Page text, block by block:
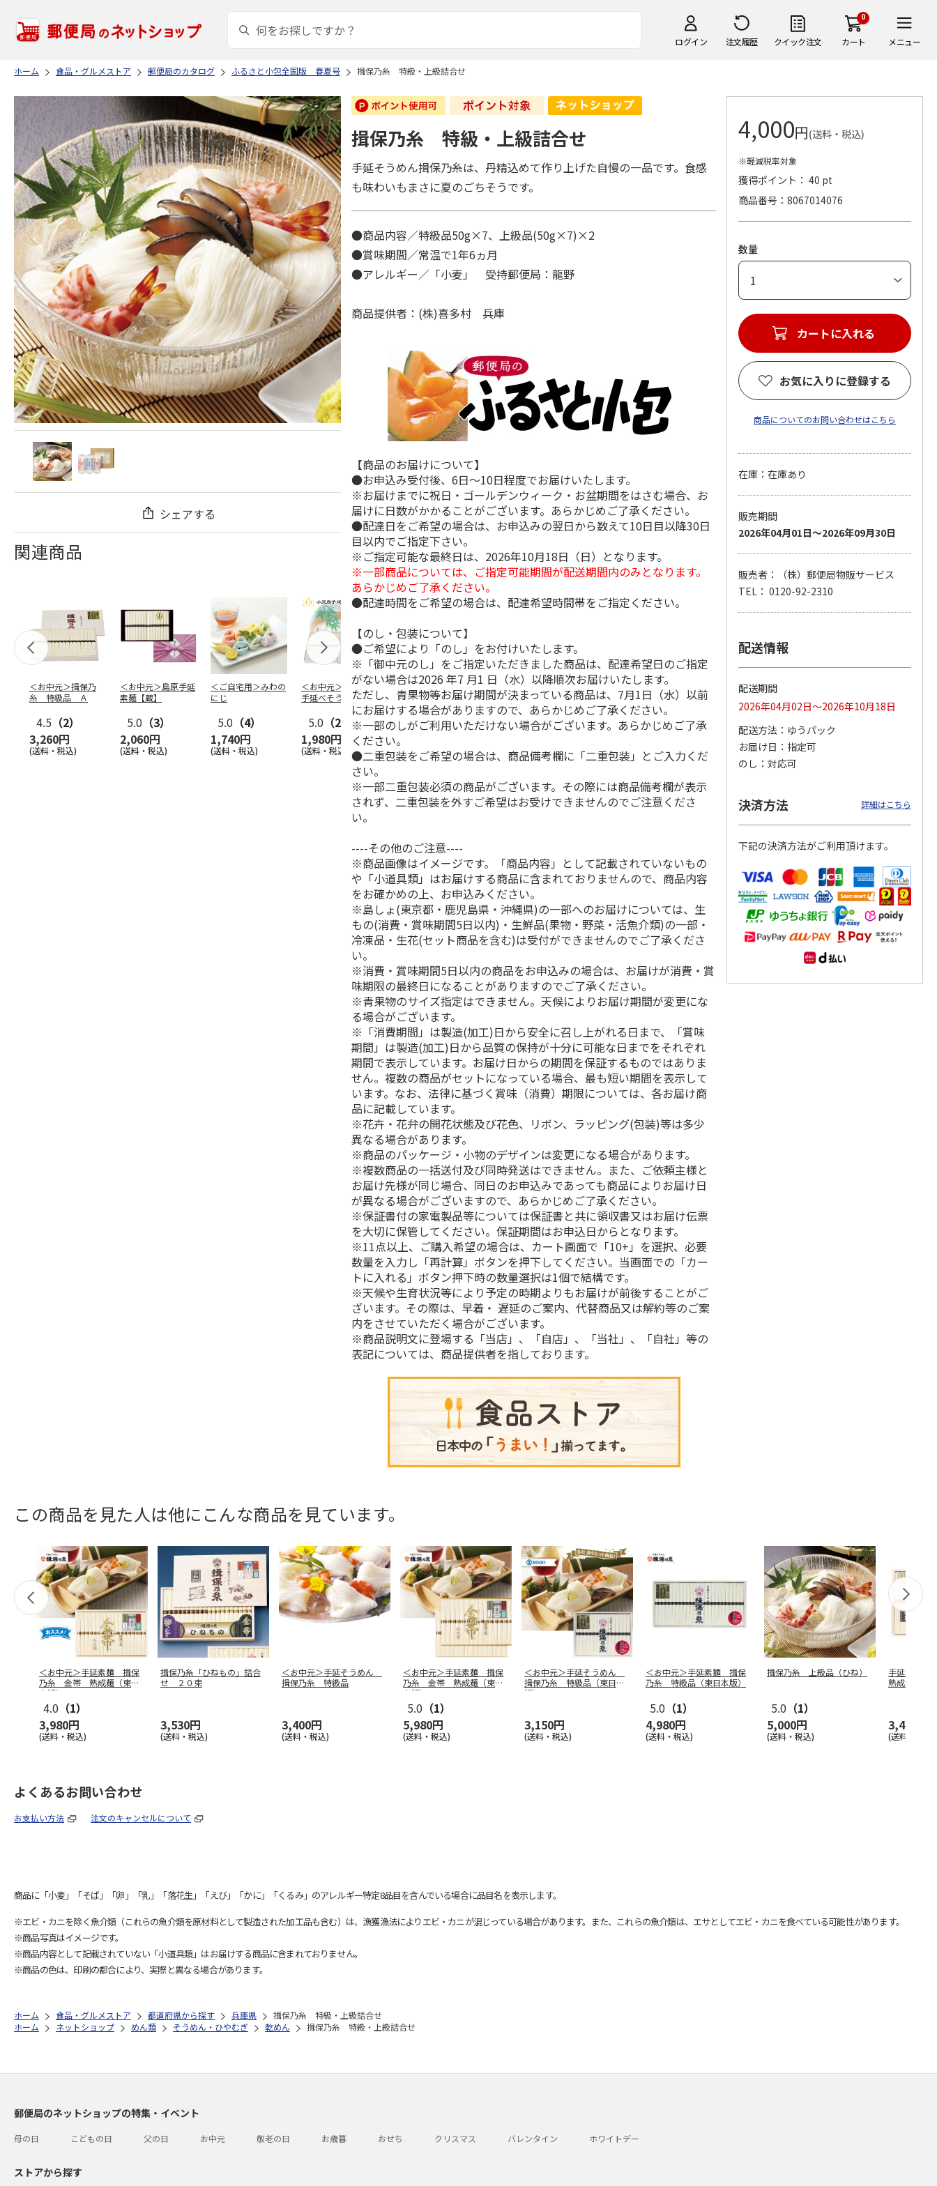
ログイン 注文履歴 クイック注文
0
カート メニュー
ホーム 食品・グルメストア 郵便局のカタログ ふるさと小包全国版 春夏号 揖保乃糸 特級・上級詰合せ
シェアする
関連商品
＜お中元＞揖保乃
糸 特級品 Ａ
4.5 （2）
3,260円
(送料・税込)
＜お中元＞島原手延
素麺【蔵】
5.0 （3）
2,060円
(送料・税込)
＜ご自宅用＞みわの
にじ
5.0 （4）
1,740円
(送料・税込)
＜お中元＞「金賞」
手延べそうめん１０
束（東日本版）
5.0 （2）
1,980円
(送料・税込)
＜お中元＞三輪 夏
越そうめん祭り（東
日本版）
5.0（2）
2,100円
(送料・税込)
＜お中元＞手延素
麺 揖保乃糸 金
帯 熟成麺（東日本
版）4.0（1）
(送料・税込)
＜お中元＞手延そう
めん 揖保乃糸 特
級品（東日本版）
(送料・税込)
＜お中元＞手延素
麺 揖保乃糸 金
版）
5.0（1）
(送料・税込)
＜お中元＞池利 夏
麺（東日本版）
5.0
（2）
2,360円
(送料・税込)
麺１箱詰合せ
揖保乃糸 特級・上級詰合せ
手延そうめん揖保乃糸は、丹精込めて作り上げた自慢の一品です。食感
も味わいもまさに夏のごちそうです。
●商品内容／特級品50g×7、上級品(50g×7)×2
●賞味期間／常温で1年6ヵ月
●アレルギー／「小麦」 受持郵便局：龍野
商品提供者：(株)喜多村 兵庫
【商品のお届けについて】
●お申込み受付後、6日～10日程度でお届けいたします。
※お届けまでに祝日・ゴールデンウィーク・お盆期間をはさむ場合、お
届けに日数がかかることがございます。あらかじめご了承ください。
●配達日をご希望の場合は、お申込みの翌日から数えて10日目以降30日
目以内でご指定下さい。
※ご指定可能な最終日は、2026年10月18日（日）となります。
※一部商品については、ご指定可能期間が配送期間内のみとなります。
あらかじめご了承ください。
●配達時間をご希望の場合は、配達希望時間帯をご指定ください。
【のし・包装について】
●ご希望により「のし」をお付けいたします。
※「御中元のし」をご指定いただきました商品は、配達希望日のご指定
がない場合は2026 年7 月1 日（水）以降順次お届けいたします。
ただし、青果物等お届け期間が決まっている商品は、7月1日（水）以前
にお届けする場合がありますので、あらかじめご了承ください。
※一部のしがご利用いただけない場合がございます。あらかじめご了承
ください。
●二重包装をご希望の場合は、商品備考欄に「二重包装」とご入力くだ
さい。
※一部二重包装必須の商品がございます。その際には商品備考欄が表示
されず、二重包装を外すご希望はお受けできませんのでご注意くださ
い。
----その他のご注意----
※商品画像はイメージです。「商品内容」として記載されていないもの
や「小道具類」はお届けする商品に含まれておりませんので、商品内容
をお確かめの上、お申込みください。
※島しょ(東京都・鹿児島県・沖縄県)の一部へのお届けについては、生
もの(消費・賞味期間5日以内)・生鮮品(果物・野菜・活魚介類)の一部・
冷凍品・生花(セット商品を含む)は受付ができませんのでご了承くださ
い。
※消費・賞味期間5日以内の商品をお申込みの場合は、お届けが消費・賞
味期限の最終日になることがありますのでご了承ください。
※青果物のサイズ指定はできません。天候によりお届け期間が変更にな
る場合がございます。
※「消費期間」は製造(加工)日から安全に召し上がれる日まで、「賞味
期間」は製造(加工)日から品質の保持が十分に可能な日までをそれぞれ
期間で表示しています。お届け日からの期間を保証するものではありま
せん。複数の商品がセットになっている場合、最も短い期間を表示して
います。なお、法律に基づく賞味（消費）期限については、各お届け商
品に記載しています。
※花卉・花弁の開花状態及び花色、リボン、ラッピング(包装)等は多少
異なる場合があります。
※商品のパッケージ・小物のデザインは変更になる場合があります。
※複数商品の一括送付及び同時発送はできません。また、ご依頼主様と
お届け先様が同じ場合、同日のお申込みであっても商品によりお届け日
が異なる場合がございますので、あらかじめご了承ください。
※保証書付の家電製品等については保証書と共に領収書又はお届け伝票
を大切に保管してください。保証期間はお申込日からとなります。
※11点以上、ご購入希望の場合は、カート画面で「10+」を選択、必要
数量を入力し「再計算」ボタンを押下してください。当画面での「カー
トに入れる」ボタン押下時の数量選択は1個で結構です。
※天候や生育状況等により予定の時期よりもお届けが前後することがご
ざいます。その際は、早着・ 遅延のご案内、代替商品又は解約等のご案
内をさせていただく場合がございます。
※商品説明文に登場する「当店」、「自店」、「当社」、「自社」等の
表記については、商品提供者を指しております。
4,000円(送料・税込)
※軽減税率対象
獲得ポイント： 40 pt
商品番号
8067014076
数量
カートに入れる
お気に入りに登録する
商品についてのお問い合わせはこちら
在庫：在庫あり
販売期間
2026年04月01日～2026年09月30日
販売者：（株）郵便局物販サービス
TEL： 0120-92-2310
配送情報
配送期間
2026年04月02日～2026年10月18日
配送方法
ゆうパック
お届け日
指定可
のし
対応可
決済方法 詳細はこちら
下記の決済方法がご利用頂けます。
この商品を見た人は他にこんな商品を見ています。
＜お中元＞手延素麺 揖保
乃糸 金帯 熟成麺（東日
本版）
4.0 （1）
3,980円
(送料・税込)
揖保乃糸「ひねもの」詰合
せ ２０束
3,530円
(送料・税込)
＜お中元＞手延そうめん
揖保乃糸 特級品
3,400円
(送料・税込)
＜お中元＞手延素麺 揖保
乃糸 金帯 熟成麺（東日
本版）
5.0 （1）
5,980円
(送料・税込)
＜お中元＞手延そうめん
揖保乃糸 特級品（東日本
版）
3,150円
(送料・税込)
＜お中元＞手延素麺 揖保
乃糸 特級品（東日本版）
5.0 （1）
4,980円
(送料・税込)
揖保乃糸 上級品（ひね）
5.0 （1）
5,000円
(送料・税込)
手延そう
熟成麺
3,400円
(送料・税込)
よくあるお問い合わせ
お支払い方法 注文のキャンセルについて
商品に「小麦」「そば」「卵」「乳」「落花生」「えび」「かに」「くるみ」のアレルギー特定8品目を含んでいる場合に品目名を表示します。
※エビ・カニを除く魚介類（これらの魚介類を原材料として製造された加工品も含む）は、漁獲漁法によりエビ・カニが混じっている場合があります。また、これらの魚介類は、エサとしてエビ・カニを食べている可能性があります。
※商品写真はイメージです。
※商品内容として記載されていない「小道具類」はお届けする商品に含まれておりません。
※商品の色は、印刷の都合により、実際と異なる場合があります。
ホーム 食品・グルメストア 都道府県から探す 兵庫県
揖保乃糸 特級・上級詰合せ
ホーム
ネットショップ めん類 そうめん・ひやむぎ 乾めん 揖保乃糸 特級・上級詰合せ
郵便局のネットショップの特集・イベント
母の日 こどもの日 父の日 お中元 敬老の日 お歳暮 おせち クリスマス バレンタイン ホワイトデー
ストアから探す